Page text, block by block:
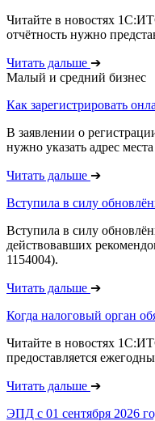
Читайте в новостях
отчётность нужно
Читать дальше ➔
Малый и средний бизнес
Как зарегистрировать
В заявлении о
нужно указать адрес
Читать дальше ➔
Вступила в силу
Вступила в силу
действовавших
1154004).
Читать дальше ➔
Когда налоговый орган
Читайте в новостях
предоставляется
Читать дальше ➔
ЭПД с 01 сентября 2026